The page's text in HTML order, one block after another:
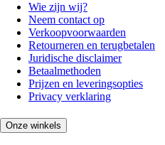
Wie zijn wij?
Neem contact op
Verkoopvoorwaarden
Retourneren en terugbetalen
Juridische disclaimer
Betaalmethoden
Prijzen en leveringsopties
Privacy verklaring
Onze winkels